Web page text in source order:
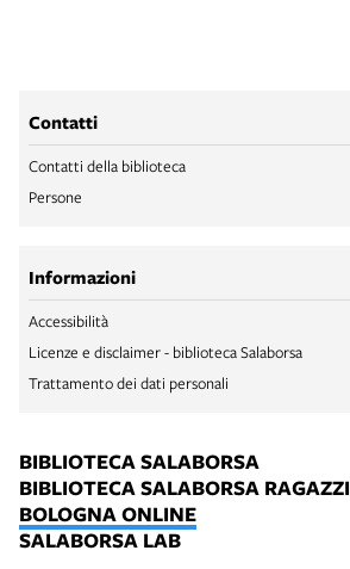
Contatti
Contatti della biblioteca
Persone
Informazioni
Accessibilità
Licenze e disclaimer - biblioteca Salaborsa
Trattamento dei dati personali
BIBLIOTECA SALABORSA
BIBLIOTECA SALABORSA RAGAZZI
BOLOGNA ONLINE
SALABORSA LAB